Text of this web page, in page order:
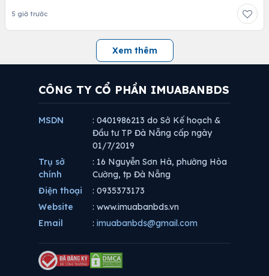
5 giờ trước
Xem thêm
CÔNG TY CỔ PHẦN IMUABANBDS
MSDN
: 0401986213 do Sở Kế hoạch &
Đầu tư TP Đà Nẵng cấp ngày
01/7/2019
Trụ sở
chính
: 16 Nguyễn Sơn Hà, phường Hòa
Cường, tp Đà Nẵng
Điện thoại
: 0935373173
Website
: www.imuabanbds.vn
Email
: imuabanbds@gmail.com